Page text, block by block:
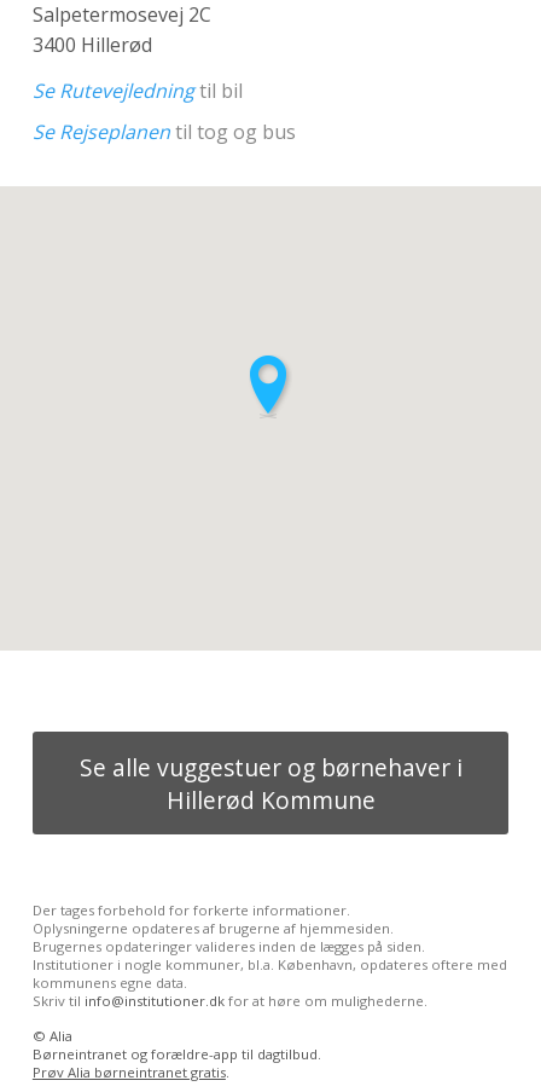
Salpetermosevej 2C
3400 Hillerød
Se Rutevejledningtil bil
Se Rejseplanentil tog og bus
Se alle vuggestuer og børnehaver i
Hillerød Kommune
Der tages forbehold for forkerte informationer.
Oplysningerne opdateres af brugerne af hjemmesiden.
Brugernes opdateringer valideres inden de lægges på siden.
Institutioner i nogle kommuner, bl.a. København, opdateres oftere med
kommunens egne data.
Skriv til info@institutioner.dkfor at høre om mulighederne.
© Alia
Børneintranet og forældre-app til dagtilbud.
Prøv Alia børneintranet gratis.